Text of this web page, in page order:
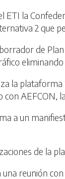
ETI la
2 que
de
eliminando
la plataforma
con AEFCON,
a un
de la
reunión con